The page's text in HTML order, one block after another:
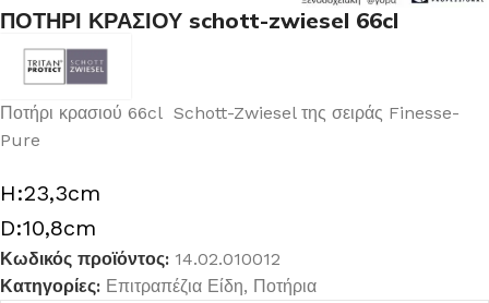
ΠΟΤΗΡΙ ΚΡΑΣΙΟΥ schott-zwiesel 66cl
Ποτήρι κρασιού 66cl Schott-Zwiesel της σειράς Finesse-
Pure
H:23,3cm
D:10,8cm
Κωδικός προϊόντος: 14.02.010012
Κατηγορίες: Επιτραπέζια Είδη, Ποτήρια